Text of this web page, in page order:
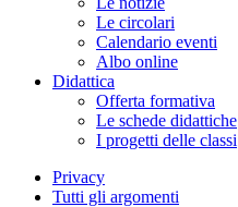
Le circolari
Calendario eventi
Albo online
Didattica
Offerta formativa
Le schede didattiche
I progetti delle classi
Privacy
Tutti gli argomenti